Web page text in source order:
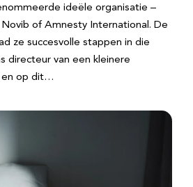
ideële organisatie –
of Amnesty International. De
ze succesvolle stappen in die
directeur van een kleinere
en op dit…